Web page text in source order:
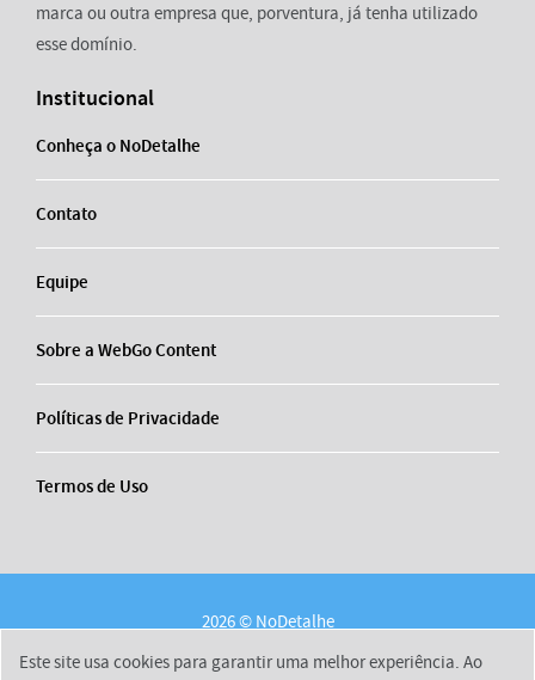
marca ou outra empresa que, porventura, já tenha utilizado
esse domínio.
Institucional
Conheça o NoDetalhe
Contato
Equipe
Sobre a WebGo Content
Políticas de Privacidade
Termos de Uso
2026 © NoDetalhe
Este site usa cookies para garantir uma melhor experiência. Ao